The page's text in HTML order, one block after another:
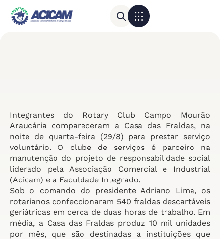
Integrantes do Rotary Club Campo Mourão
Araucária compareceram a Casa das Fraldas, na
noite de quarta-feira (29/8) para prestar serviço
voluntário. O clube de serviços é parceiro na
manutenção do projeto de responsabilidade social
liderado pela Associação Comercial e Industrial
(Acicam) e a Faculdade Integrado.
Sob o comando do presidente Adriano Lima, os
rotarianos confeccionaram 540 fraldas descartáveis
geriátricas em cerca de duas horas de trabalho. Em
média, a Casa das Fraldas produz 10 mil unidades
por mês, que são destinadas a instituições que